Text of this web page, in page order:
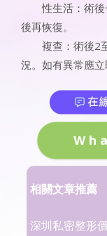
性生活：術
後再恢復。
複查：術後2
況。如有異常應立
相關文章推薦
深圳私密整形